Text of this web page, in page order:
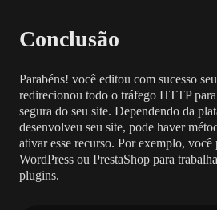
Conclusão
Parabéns! você editou com sucesso
redirecionou todo o tráfego HTTP
segura do seu site. Dependendo da
desenvolveu seu site, pode haver
ativar esse recurso. Por exemplo,
WordPress ou PrestaShop para
plugins.